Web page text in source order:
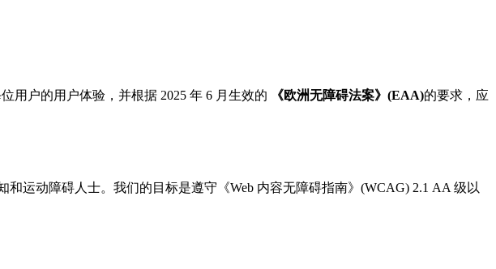
用户的用户体验，并根据 2025 年 6 月生效的 《欧洲无障碍法案》(EAA)的要求，应
运动障碍人士。我们的目标是遵守《Web 内容无障碍指南》(WCAG) 2.1 AA 级以